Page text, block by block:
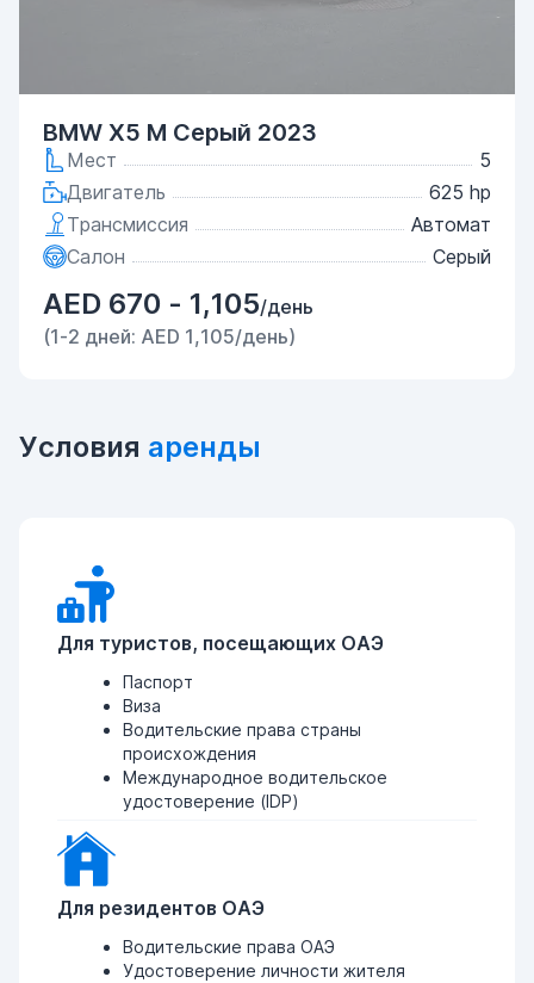
BMW X5 M Серый 2023
Мест
5
Двигатель
625 hp
Трансмиссия
Автомат
Салон
Серый
AED 670 - 1,105/день
(1-2 дней: AED 1,105/день)
Условия аренды
Для туристов, посещающих ОАЭ
Паспорт
Виза
Водительские права страны
происхождения
Международное водительское
удостоверение (IDP)
Для резидентов ОАЭ
Водительские права ОАЭ
Удостоверение личности жителя